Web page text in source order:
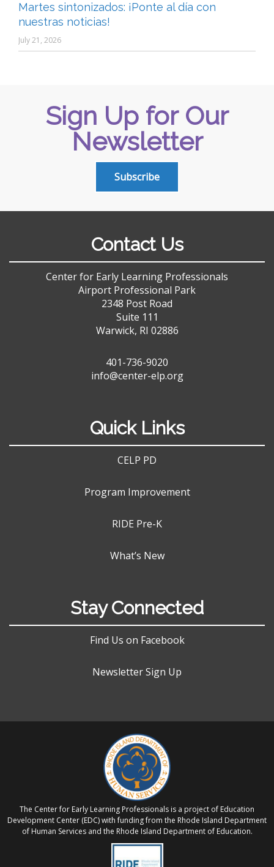
Martes sintonizados: ¡Ponte al día con
nuestras noticias!
July 21, 2026
Sign Up for Our
Newsletter
Subscribe
Contact Us
Center for Early Learning Professionals
Airport Professional Park
2348 Post Road
Suite 111
Warwick, RI 02886
401-736-9020
info@center-elp.org
Quick Links
CELP PD
Program Improvement
RIDE Pre-K
What’s New
Stay Connected
Find Us on Facebook
Newsletter Sign Up
The Center for Early Learning Professionals is a project of Education
Development Center (EDC) with funding from the Rhode Island Department
of Human Services and the Rhode Island Department of Education.